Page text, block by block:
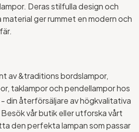
Deras stilfulla design och
material ger rummet en modern och
av &traditions bordslampor,
taklampor och pendellampor hos
din återförsäljare av högkvalitativa
vår butik eller utforska vårt
den perfekta lampan som passar